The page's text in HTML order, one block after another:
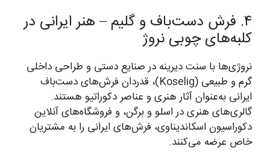
۴. فرش دست‌باف و گلیم – هنر ایرانی در
کلبه‌های چوبی نروژ
نروژی‌ها با سنت دیرینه در صنایع دستی و طراحی داخلی
گرم و طبیعی (Koselig)، قدردان فرش‌های دست‌باف
ایرانی به‌عنوان آثار هنری و عناصر دکوراتیو هستند.
گالری‌های هنری در اسلو و برگن، و فروشگاه‌های آنلاین
دکوراسیون اسکاندیناوی، فرش‌های ایرانی را به مشتریان
خاص عرضه می‌کنند.